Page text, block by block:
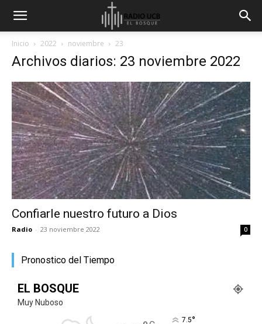
Inicio 2022 noviembre 23
Archivos diarios: 23 noviembre 2022
Confiarle nuestro futuro a Dios
Radio - 23 noviembre 2022 0
Pronostico del Tiempo
EL BOSQUE
Muy Nuboso
7.5°